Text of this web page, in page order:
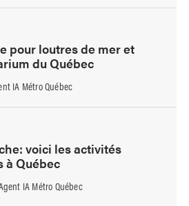
pour loutres de mer et
du Québec
IA Métro Québec
voici les activités
à Québec
IA Métro Québec